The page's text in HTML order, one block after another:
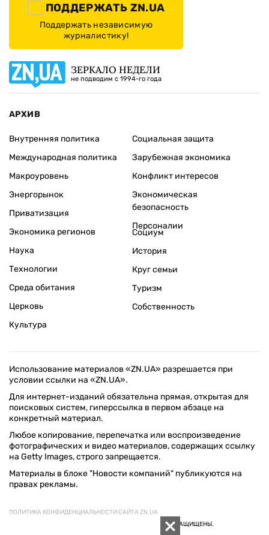
ПОДДЕРЖАТЬ ZN.UA
Поддержать независимую
журналистику!
ЗЕРКАЛО НЕДЕЛИ
не подводим с 1994-го года
АРХИВ
Внутренняя политика
Международная политика
Макроуровень
Энергорынок
Приватизация
Экономика регионов
Социальная защита
Зарубежная экономика
Конфликт интересов
Экономическая
безопасность
Персоналии
Наука
Технологии
Среда обитания
Церковь
Культура
Социум
История
Круг семьи
Туризм
Собственность
Использование материалов «ZN.UA» разрешается при
условии ссылки на «ZN.UA».
Для интернет-изданий обязательна прямая, открытая для
поисковых систем, гиперссылка в первом абзаце на
конкретный материал.
Любое копирование, перепечатка или воспроизведение
фотографических и видео материалов, содержащих ссылку
на Getty Images, строго запрещается.
Материалы в блоке "Новости компаний" публикуются на
правах рекламы.
ПОЛИТИКА КОНФИДЕНЦИАЛЬНОСТИ САЙТА ZN.UA
© 1994–2026 «ЗЕРКАЛО НЕДЕЛИ. УКРАИНА». ВСЕ ПРАВА ЗАЩИЩЕНЫ.